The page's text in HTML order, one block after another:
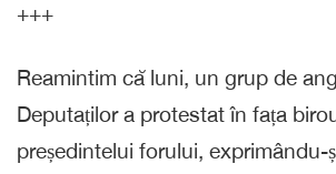
+++
Reamintim că luni, un grup de
Deputaților a protestat în fața
președintelui forului, exprimându-